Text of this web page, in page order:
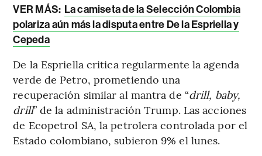
VER MÁS: La camiseta de la Selección Colombia
polariza aún más la disputa entre De la Espriella y
Cepeda
De la Espriella critica regularmente la agenda
verde de Petro, prometiendo una
recuperación similar al mantra de “drill, baby,
drill” de la administración Trump. Las acciones
de Ecopetrol SA, la petrolera controlada por el
Estado colombiano, subieron 9% el lunes.